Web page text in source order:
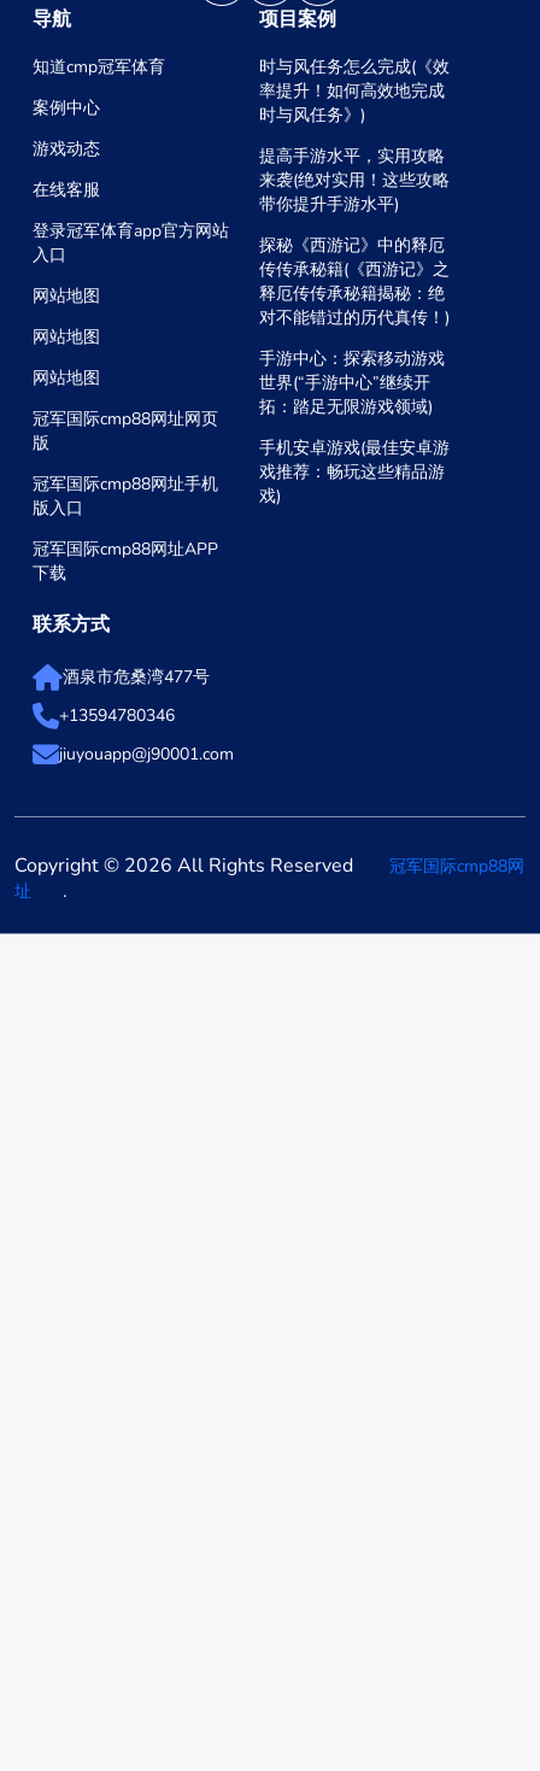
导航
知道cmp冠军体育
案例中心
游戏动态
在线客服
登录冠军体育app官方网站
入口
网站地图
网站地图
网站地图
冠军国际cmp88网址网页
版
冠军国际cmp88网址手机
版入口
冠军国际cmp88网址APP
下载
项目案例
时与风任务怎么完成(《效
率提升！如何高效地完成
时与风任务》)
提高手游水平，实用攻略
来袭(绝对实用！这些攻略
带你提升手游水平)
探秘《西游记》中的释厄
传传承秘籍(《西游记》之
释厄传传承秘籍揭秘：绝
对不能错过的历代真传！)
手游中心：探索移动游戏
世界(“手游中心”继续开
拓：踏足无限游戏领域)
手机安卓游戏(最佳安卓游
戏推荐：畅玩这些精品游
戏)
联系方式
酒泉市危桑湾477号
+13594780346
jiuyouapp@j90001.com
Copyright © 2026 All Rights Reserved
冠军国际cmp88网
址
.